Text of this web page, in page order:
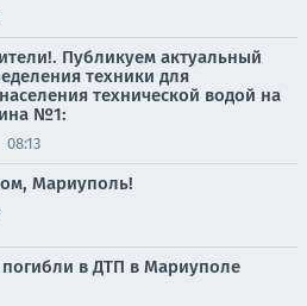
Публикуем актуальный
техники для
технической водой на
№1:
08:13
Мариуполь!
погибли в ДТП в Мариуполе